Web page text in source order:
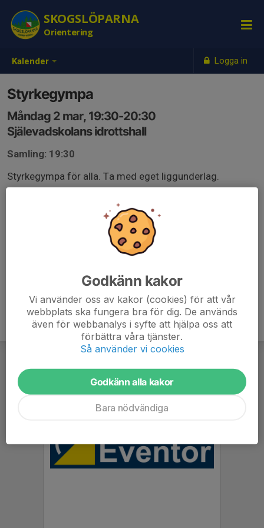
Kalender Logga in
SKOGSLÖPARNA
Orientering
Styrkegympa
Måndag 2 mar, 19:30-20:30
Själevadskolans idrottshall
Samling: 19:30
Styrkegympa för alla. Ta med eget liggunderlag.
Godkänn kakor
Vi använder oss av kakor (cookies) för att vår
webbplats ska fungera bra för dig. De används
även för webbanalys i syfte att hjälpa oss att
förbättra våra tjänster.
Så använder vi cookies
Godkänn alla kakor
Bara nödvändiga